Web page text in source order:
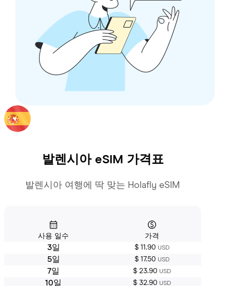
발렌시아eSIM 가격표
발렌시아 여행에 딱 맞는 Holafly eSIM
사용 일수 가격
3일 $ 11.90 USD
5일 $ 17.50 USD
7일 $ 23.90 USD
10일 $ 32.90 USD